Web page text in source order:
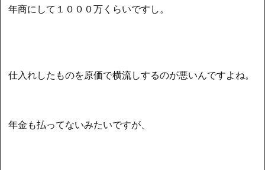
年商にして１０００万くらいですし。
仕入れしたものを原価で横流しするのが悪いんですよね。
年金も払ってないみたいですが、